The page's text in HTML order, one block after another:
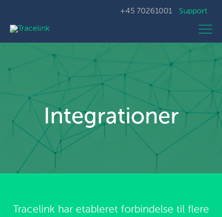
+45 70261001 Support
Integrationer
Tracelink har etableret forbindelse til flere